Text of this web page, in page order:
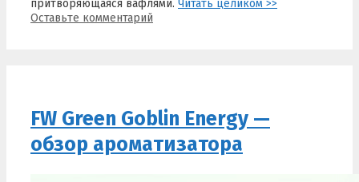
притворяющаяся вафлями. Читать целиком >>
Оставьте комментарий
FW Green Goblin Energy —
обзор ароматизатора